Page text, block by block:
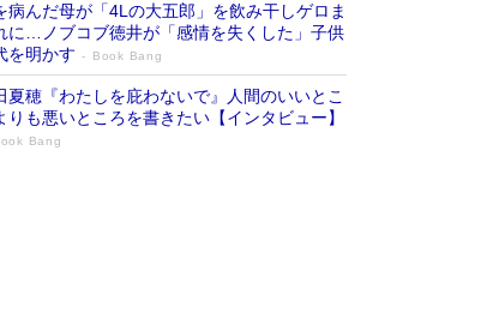
病んだ母が「4Lの大五郎」を飲み干しゲロま
に…ノブコブ徳井が「感情を失くした」子供
を明かす
Book Bang
夏穂『わたしを庇わないで』人間のいいとこ
りも悪いところを書きたい【インタビュー】
Bang